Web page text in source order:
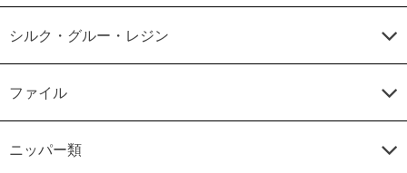
シルク・グルー・レジン
ファイル
ニッパー類